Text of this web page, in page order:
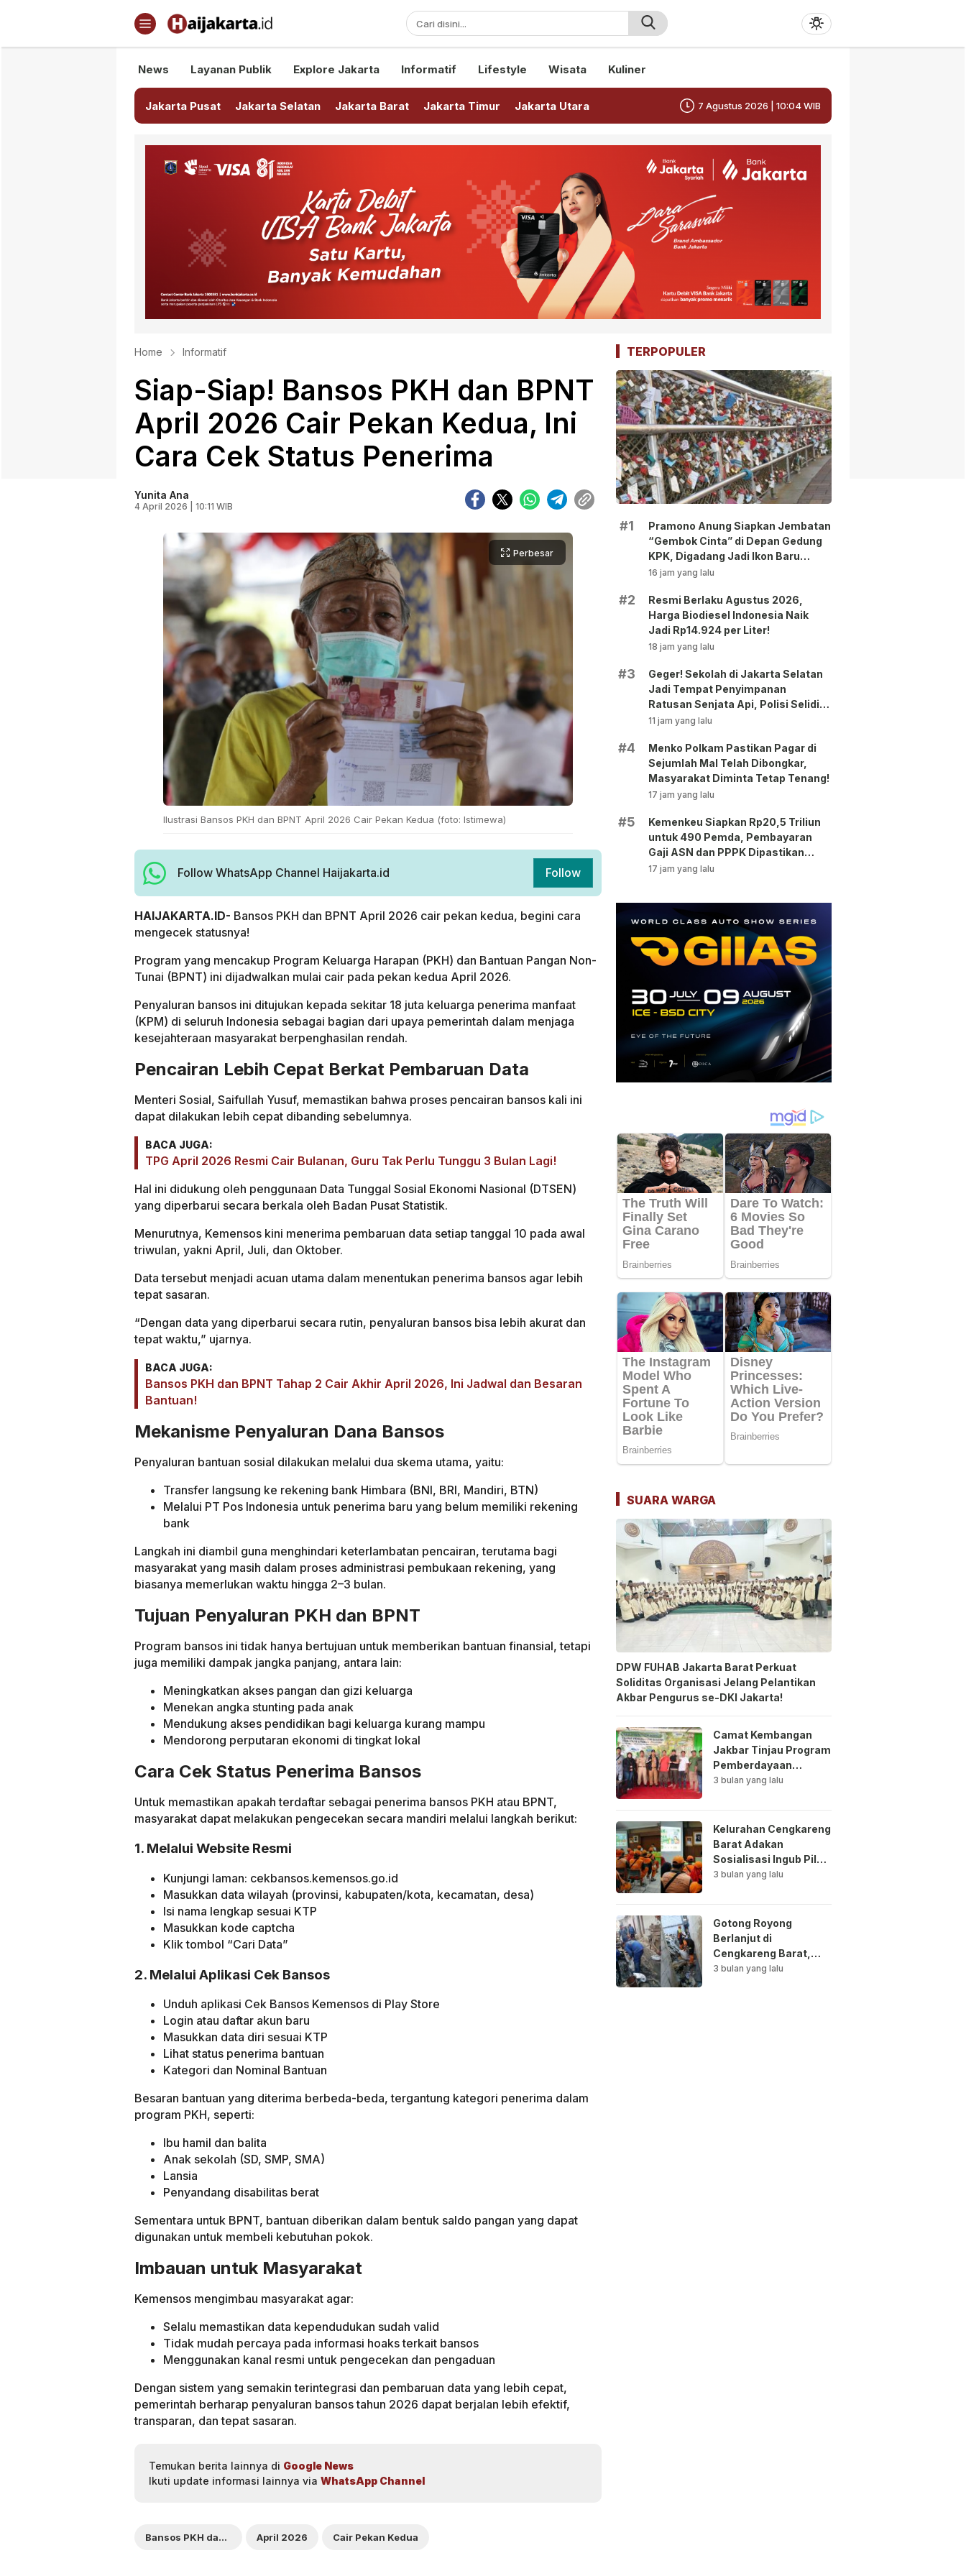
Haijakarta.id
Semua Tentang Jakarta Ada Disini!
News Layanan Publik Explore Jakarta Informatif Lifestyle Wisata Kuliner
Jakarta Pusat Jakarta Selatan Jakarta Barat Jakarta Timur Jakarta Utara 7 Agustus 2026 | 10:04 WIB
Home Informatif
Siap-Siap! Bansos PKH dan BPNT
April 2026 Cair Pekan Kedua, Ini
Cara Cek Status Penerima
Yunita Ana
4 April 2026 | 10:11 WIB
Perbesar
Ilustrasi Bansos PKH dan BPNT April 2026 Cair Pekan Kedua (foto: Istimewa)
Follow WhatsApp Channel Haijakarta.id Follow
HAIJAKARTA.ID- Bansos PKH dan BPNT April 2026 cair pekan kedua, begini cara
mengecek statusnya!
Program yang mencakup Program Keluarga Harapan (PKH) dan Bantuan Pangan Non-
Tunai (BPNT) ini dijadwalkan mulai cair pada pekan kedua April 2026.
Penyaluran bansos ini ditujukan kepada sekitar 18 juta keluarga penerima manfaat
(KPM) di seluruh Indonesia sebagai bagian dari upaya pemerintah dalam menjaga
kesejahteraan masyarakat berpenghasilan rendah.
Pencairan Lebih Cepat Berkat Pembaruan Data
Menteri Sosial, Saifullah Yusuf, memastikan bahwa proses pencairan bansos kali ini
dapat dilakukan lebih cepat dibanding sebelumnya.
BACA JUGA:
TPG April 2026 Resmi Cair Bulanan, Guru Tak Perlu Tunggu 3 Bulan Lagi!
Hal ini didukung oleh penggunaan Data Tunggal Sosial Ekonomi Nasional (DTSEN)
yang diperbarui secara berkala oleh Badan Pusat Statistik.
Menurutnya, Kemensos kini menerima pembaruan data setiap tanggal 10 pada awal
triwulan, yakni April, Juli, dan Oktober.
Data tersebut menjadi acuan utama dalam menentukan penerima bansos agar lebih
tepat sasaran.
“Dengan data yang diperbarui secara rutin, penyaluran bansos bisa lebih akurat dan
tepat waktu,” ujarnya.
BACA JUGA:
Bansos PKH dan BPNT Tahap 2 Cair Akhir April 2026, Ini Jadwal dan Besaran
Bantuan!
Mekanisme Penyaluran Dana Bansos
Penyaluran bantuan sosial dilakukan melalui dua skema utama, yaitu:
Transfer langsung ke rekening bank Himbara (BNI, BRI, Mandiri, BTN)
Melalui PT Pos Indonesia untuk penerima baru yang belum memiliki rekening
bank
Langkah ini diambil guna menghindari keterlambatan pencairan, terutama bagi
masyarakat yang masih dalam proses administrasi pembukaan rekening, yang
biasanya memerlukan waktu hingga 2–3 bulan.
Tujuan Penyaluran PKH dan BPNT
Program bansos ini tidak hanya bertujuan untuk memberikan bantuan finansial, tetapi
juga memiliki dampak jangka panjang, antara lain:
Meningkatkan akses pangan dan gizi keluarga
Menekan angka stunting pada anak
Mendukung akses pendidikan bagi keluarga kurang mampu
Mendorong perputaran ekonomi di tingkat lokal
Cara Cek Status Penerima Bansos
Untuk memastikan apakah terdaftar sebagai penerima bansos PKH atau BPNT,
masyarakat dapat melakukan pengecekan secara mandiri melalui langkah berikut:
1. Melalui Website Resmi
Kunjungi laman: cekbansos.kemensos.go.id
Masukkan data wilayah (provinsi, kabupaten/kota, kecamatan, desa)
Isi nama lengkap sesuai KTP
Masukkan kode captcha
Klik tombol “Cari Data”
2. Melalui Aplikasi Cek Bansos
Unduh aplikasi Cek Bansos Kemensos di Play Store
Login atau daftar akun baru
Masukkan data diri sesuai KTP
Lihat status penerima bantuan
Kategori dan Nominal Bantuan
Besaran bantuan yang diterima berbeda-beda, tergantung kategori penerima dalam
program PKH, seperti:
Ibu hamil dan balita
Anak sekolah (SD, SMP, SMA)
Lansia
Penyandang disabilitas berat
Sementara untuk BPNT, bantuan diberikan dalam bentuk saldo pangan yang dapat
digunakan untuk membeli kebutuhan pokok.
Imbauan untuk Masyarakat
Kemensos mengimbau masyarakat agar:
Selalu memastikan data kependudukan sudah valid
Tidak mudah percaya pada informasi hoaks terkait bansos
Menggunakan kanal resmi untuk pengecekan dan pengaduan
Dengan sistem yang semakin terintegrasi dan pembaruan data yang lebih cepat,
pemerintah berharap penyaluran bansos tahun 2026 dapat berjalan lebih efektif,
transparan, dan tepat sasaran.
Temukan berita lainnya di Google News
Ikuti update informasi lainnya via WhatsApp Channel
Bansos PKH dan BPNT April 2026 Cair Pekan Kedua
TERPOPULER
#1
Pramono Anung Siapkan Jembatan
“Gembok Cinta” di Depan Gedung
KPK, Digadang Jadi Ikon Baru
Jakarta!
16 jam yang lalu
#2
Resmi Berlaku Agustus 2026,
Harga Biodiesel Indonesia Naik
Jadi Rp14.924 per Liter!
18 jam yang lalu
#3
Geger! Sekolah di Jakarta Selatan
Jadi Tempat Penyimpanan
Ratusan Senjata Api, Polisi Selidiki
Pemilik
11 jam yang lalu
#4
Menko Polkam Pastikan Pagar di
Sejumlah Mal Telah Dibongkar,
Masyarakat Diminta Tetap Tenang!
17 jam yang lalu
#5
Kemenkeu Siapkan Rp20,5 Triliun
untuk 490 Pemda, Pembayaran
Gaji ASN dan PPPK Dipastikan
Tetap Berjalan!
17 jam yang lalu
SUARA WARGA
DPW FUHAB Jakarta Barat Perkuat
Soliditas Organisasi Jelang Pelantikan
Akbar Pengurus se-DKI Jakarta!
Camat Kembangan
Jakbar Tinjau Program
Pemberdayaan
Lingkungan di Bale
3 bulan yang lalu
Kelurahan Cengkareng
Barat Adakan
Sosialisasi Ingub Pilah
Sampah Kepada PPSU
3 bulan yang lalu
Gotong Royong
Berlanjut di
Cengkareng Barat,
Saluran Air
3 bulan yang lalu